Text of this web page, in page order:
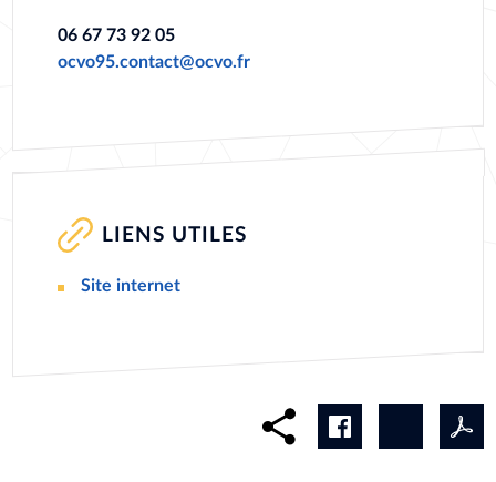
06 67 73 92 05
ocvo95.contact@ocvo.fr
LIENS UTILES
Site internet